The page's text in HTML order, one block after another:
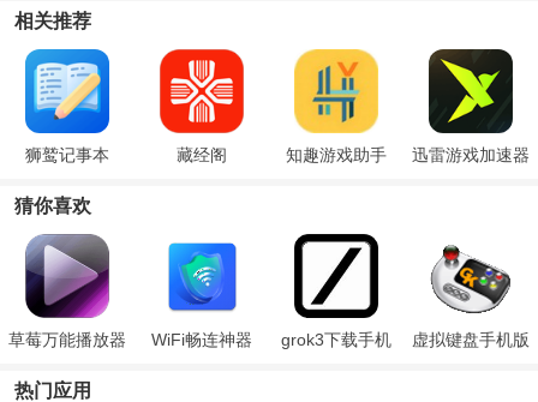
相关推荐
狮鹫记事本 藏经阁 知趣游戏助手 迅雷游戏加速器
猜你喜欢
草莓万能播放器 WiFi畅连神器
grok3下载手机
虚拟键盘手机版
热门应用